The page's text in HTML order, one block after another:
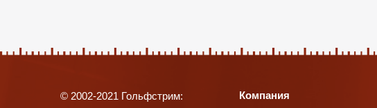
© 2002-2021 Гольфстрим:
Компания